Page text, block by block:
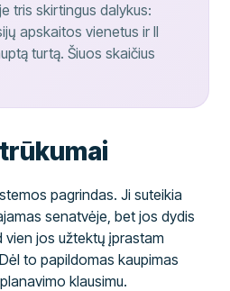
tris skirtingus dalykus:
apskaitos vienetus ir II
turtą. Šiuos skaičius
pagrindas. Ji suteikia
senatvėje, bet jos dydis
jos užtektų įprastam
to papildomas kaupimas
klausimu.